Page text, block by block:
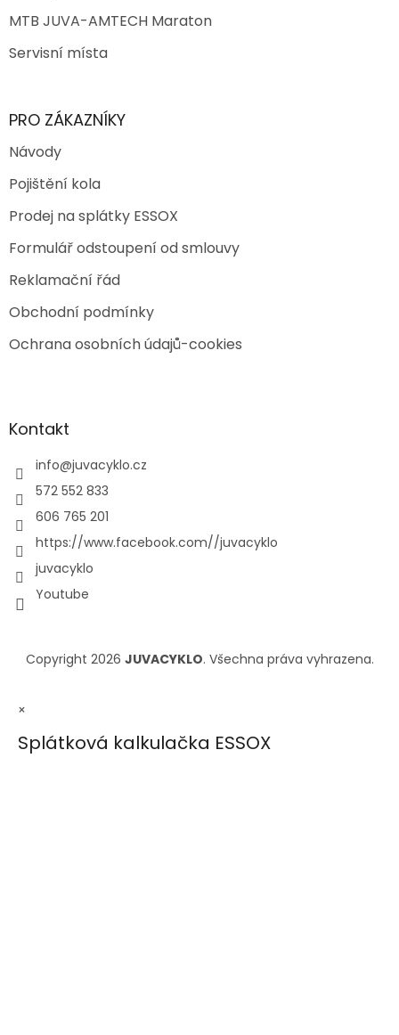
MTB JUVA-AMTECH Maraton
Servisní místa
PRO ZÁKAZNÍKY
Návody
Pojištění kola
Prodej na splátky ESSOX
Formulář odstoupení od smlouvy
Reklamační řád
Obchodní podmínky
Ochrana osobních údajů-cookies
Kontakt
info@juvacyklo.cz
572 552 833
606 765 201
https://www.facebook.com//juvacyklo
juvacyklo
Youtube
Copyright 2026 JUVACYKLO. Všechna práva vyhrazena.
×
Splátková kalkulačka ESSOX